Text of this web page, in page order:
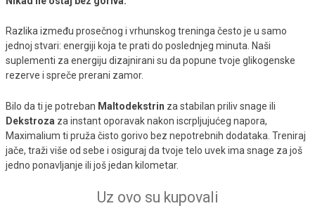
Razlika između prosečnog i vrhunskog treninga često je u samo
jednoj stvari: energiji koja te prati do poslednjeg minuta. Naši
suplementi za energiju dizajnirani su da popune tvoje glikogenske
rezerve i spreče prerani zamor.
Bilo da ti je potreban Maltodekstrin za stabilan priliv snage ili
Dekstroza za instant oporavak nakon iscrpljujućeg napora,
Maximalium ti pruža čisto gorivo bez nepotrebnih dodataka. Treniraj
jače, traži više od sebe i osiguraj da tvoje telo uvek ima snage za još
jedno ponavljanje ili još jedan kilometar.
Uz ovo su kupovali